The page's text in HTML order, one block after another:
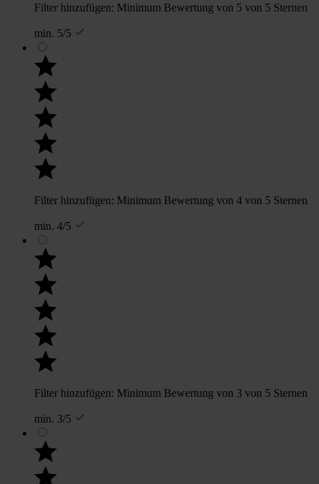
Filter hinzufügen: Minimum Bewertung von 5 von 5 Sternen
min. 5/5
Filter hinzufügen: Minimum Bewertung von 4 von 5 Sternen
min. 4/5
Filter hinzufügen: Minimum Bewertung von 3 von 5 Sternen
min. 3/5